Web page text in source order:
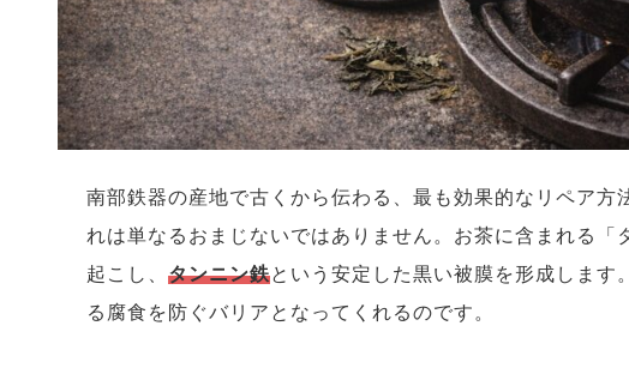
南部鉄器の産地で古くから伝わる、最も効果的なリペア方
れは単なるおまじないではありません。お茶に含まれる
起こし、 タンニン鉄という安定した黒い被膜を形成します
る腐食を防ぐバリアとなってくれるのです。